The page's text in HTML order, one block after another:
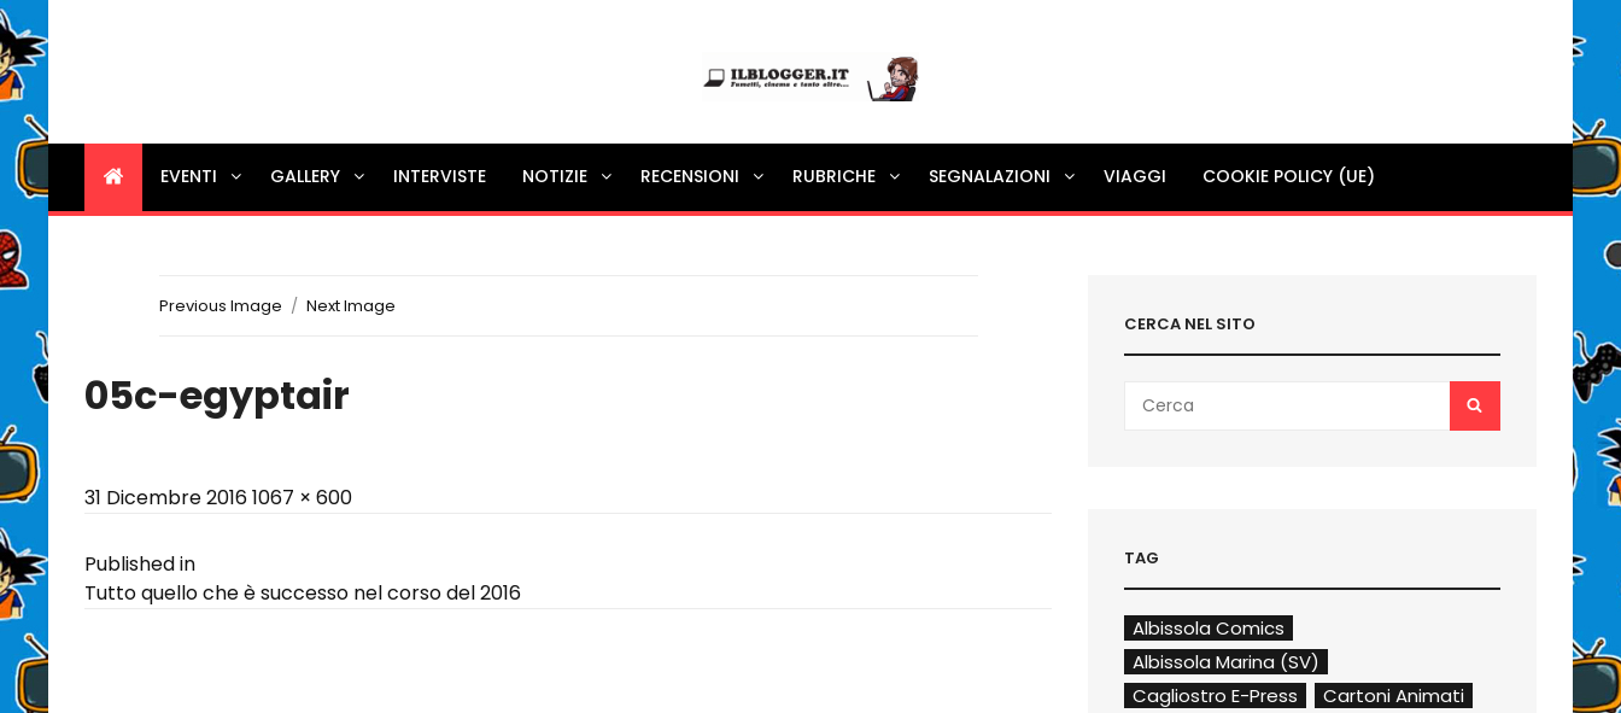
Ilblogger.it
Il portalino di blog |
EVENTI GALLERY INTERVISTE NOTIZIE RECENSIONI RUBRICHE SEGNALAZIONI VIAGGI COOKIE POLICY (UE)
Previous Image Next Image
05c-egyptair
Posted
31 Dicembre 2016Full
1067 × 600
Navigazione
articoli
Published in
Tutto quello che è successo nel corso del 2016
CERCA NEL SITO
for:
TAG
Albissola Comics
Albissola Marina (SV)
Cagliostro E-Press
Cartoni Animati